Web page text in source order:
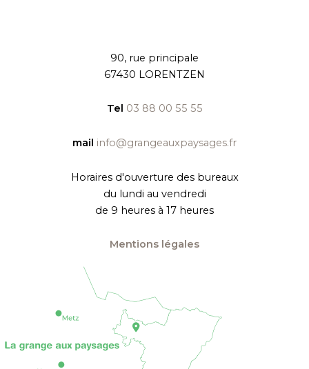
90, rue principale
67430 LORENTZEN
Tel 03 88 00 55 55
mail info@grangeauxpaysages.fr
Horaires d'ouverture des bureaux
du lundi au vendredi
de 9 heures à 17 heures
Mentions légales